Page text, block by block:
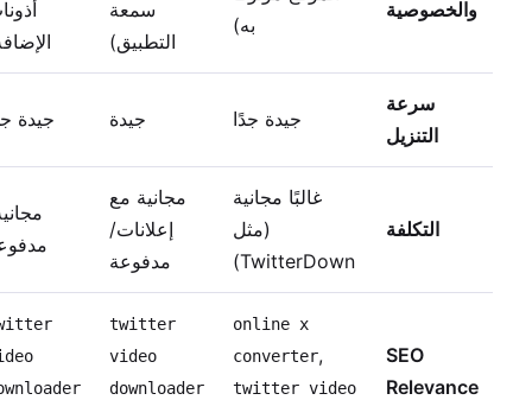
والخصوصية
به)
سمعة
التطبيق)
سرعة
التنزيل
جيدة جدًا جيدة جيدة
التكلفة
غالبًا مجانية
(مثل
TwitterDown)
مجانية مع
إعلانات/
مدفوعة
SEO
Relevance
online x
converter,
twitter video
twitter
video
downloader